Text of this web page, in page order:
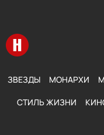
Перейти на главную
ЗВЕЗДЫ МОНАРХИ
СТИЛЬ ЖИЗНИ